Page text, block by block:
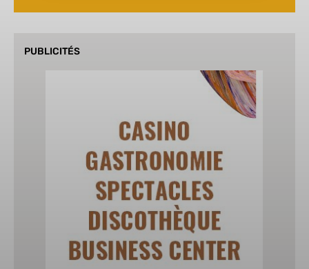
PUBLICITÉS